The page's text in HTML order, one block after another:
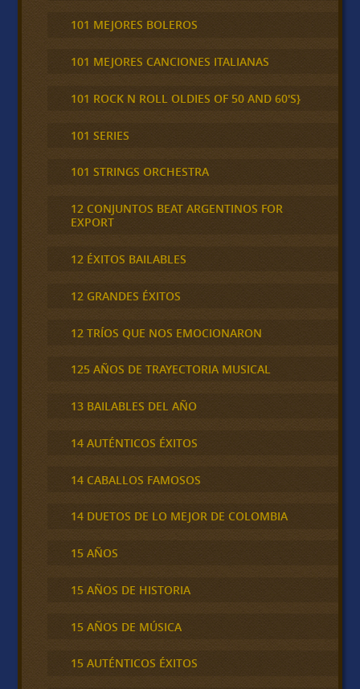
101 MEJORES BOLEROS
101 MEJORES CANCIONES ITALIANAS
101 ROCK N ROLL OLDIES OF 50 AND 60'S}
101 SERIES
101 STRINGS ORCHESTRA
12 CONJUNTOS BEAT ARGENTINOS FOR
EXPORT
12 ÉXITOS BAILABLES
12 GRANDES ÉXITOS
12 TRÍOS QUE NOS EMOCIONARON
125 AÑOS DE TRAYECTORIA MUSICAL
13 BAILABLES DEL AÑO
14 AUTÉNTICOS ÉXITOS
14 CABALLOS FAMOSOS
14 DUETOS DE LO MEJOR DE COLOMBIA
15 AÑOS
15 AÑOS DE HISTORIA
15 AÑOS DE MÚSICA
15 AUTÉNTICOS ÉXITOS